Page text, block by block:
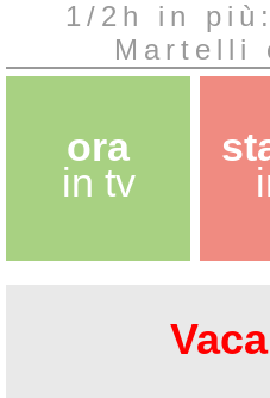
1/2h in
Martelli
ora
in tv